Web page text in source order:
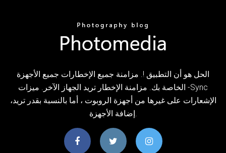
الحل هو أن التطبيق !. مزامنة جميع الإخطارات جميع الأجهزة
الخاصة بك. مزامنة الإخطار تريد الجهاز الآخر. ميزات -Sync
الإشعارات على غيرها من أجهزة الروبوت ، أما بالنسبة بقدر تريد،